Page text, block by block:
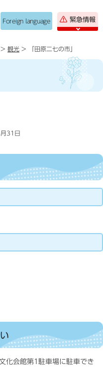
Foreign language 緊急情報
> 観光 > 「田原二七の市」
31日
化会館第1駐車場に駐車でき